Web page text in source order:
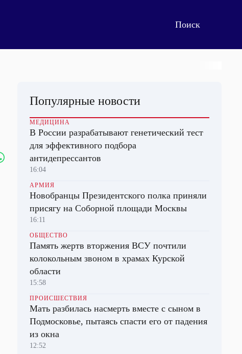
Популярные новости
МЕДИЦИНА
В России разрабатывают генетический тест
для эффективного подбора
антидепрессантов
16:04
АРМИЯ
Новобранцы Президентского полка приняли
присягу на Соборной площади Москвы
16:11
ОБЩЕСТВО
Память жертв вторжения ВСУ почтили
колокольным звоном в храмах Курской
области
15:58
ПРОИСШЕСТВИЯ
Мать разбилась насмерть вместе с сыном в
Подмосковье, пытаясь спасти его от падения
из окна
12:52